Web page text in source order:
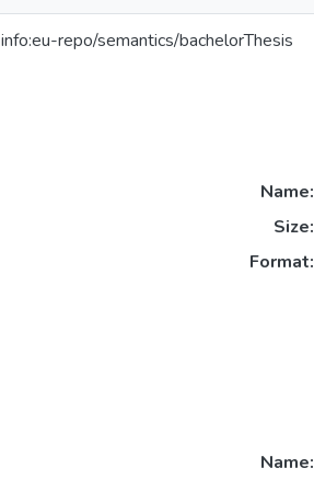
info:eu-repo/semantics/bachelorThesis
Name:
Size:
Format:
Name: